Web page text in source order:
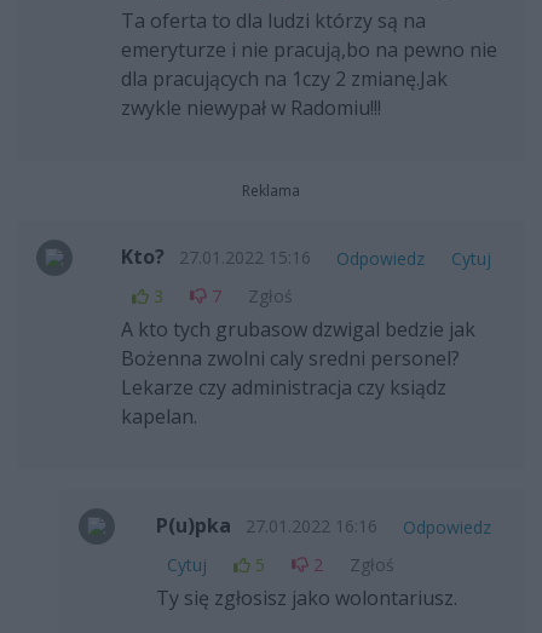
Ta oferta to dla ludzi którzy są na
emeryturze i nie pracują,bo na pewno nie
dla pracujących na 1czy 2 zmianę.Jak
zwykle niewypał w Radomiu!!!
Reklama
Kto? 27.01.2022 15:16 Odpowiedz
Cytuj
3
7 Zgłoś
A kto tych grubasow dzwigal bedzie jak
Bożenna zwolni caly sredni personel?
Lekarze czy administracja czy ksiądz
kapelan.
P(u)pka 27.01.2022 16:16
Odpowiedz
Cytuj
5 2 Zgłoś
Ty się zgłosisz jako wolontariusz.